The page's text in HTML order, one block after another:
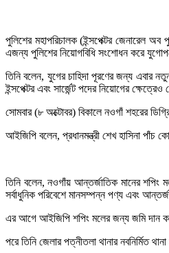
পুলিশের মহাপরিচালক (ইন্সপেক্টর জেনারেল
এজন্য পুলিশের নিয়োগবিধি সংশোধন করে
তিনি বলেন, যুগের চাহিদা পূরণের জন্য এবার
ইন্সপেক্টর এবং সার্জেন্ট পদের নিয়োগের
সোমবার (৮ অক্টোবর) বিকালে নওগাঁ শহরের
আইজিপি বলেন, প্রধানমন্ত্রী শেখ হাসিনা পাঁচ
তিনি বলেন, নওগাঁয় আন্তর্জাতিক মানের শপিং
সর্বাধুনিক পরিবেশে মানসম্পন্ন পণ্য এবং
এর আগে আইজিপি শপিং মলের জন্য জমি দান
পরে তিনি জেলার পত্নীতলা থানার নবনির্মিত